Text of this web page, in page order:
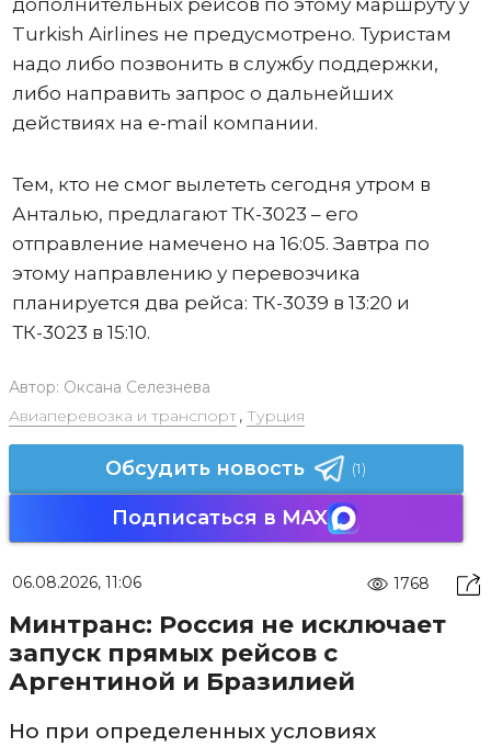
дополнительных рейсов по этому маршруту у
Turkish Airlines не предусмотрено. Туристам
надо либо позвонить в службу поддержки,
либо направить запрос о дальнейших
действиях на e-mail компании.
Тем, кто не смог вылететь сегодня утром в
Анталью, предлагают ТК-3023 – его
отправление намечено на 16:05. Завтра по
этому направлению у перевозчика
планируется два рейса: ТК-3039 в 13:20 и
ТК-3023 в 15:10.
Автор: Оксана Селезнева
Авиаперевозка и транспорт, Турция
Обсудить новость (1)
Подписаться в MAX
06.08.2026, 11:06 1768
Минтранс: Россия не исключает
запуск прямых рейсов с
Аргентиной и Бразилией
Но при определенных условиях